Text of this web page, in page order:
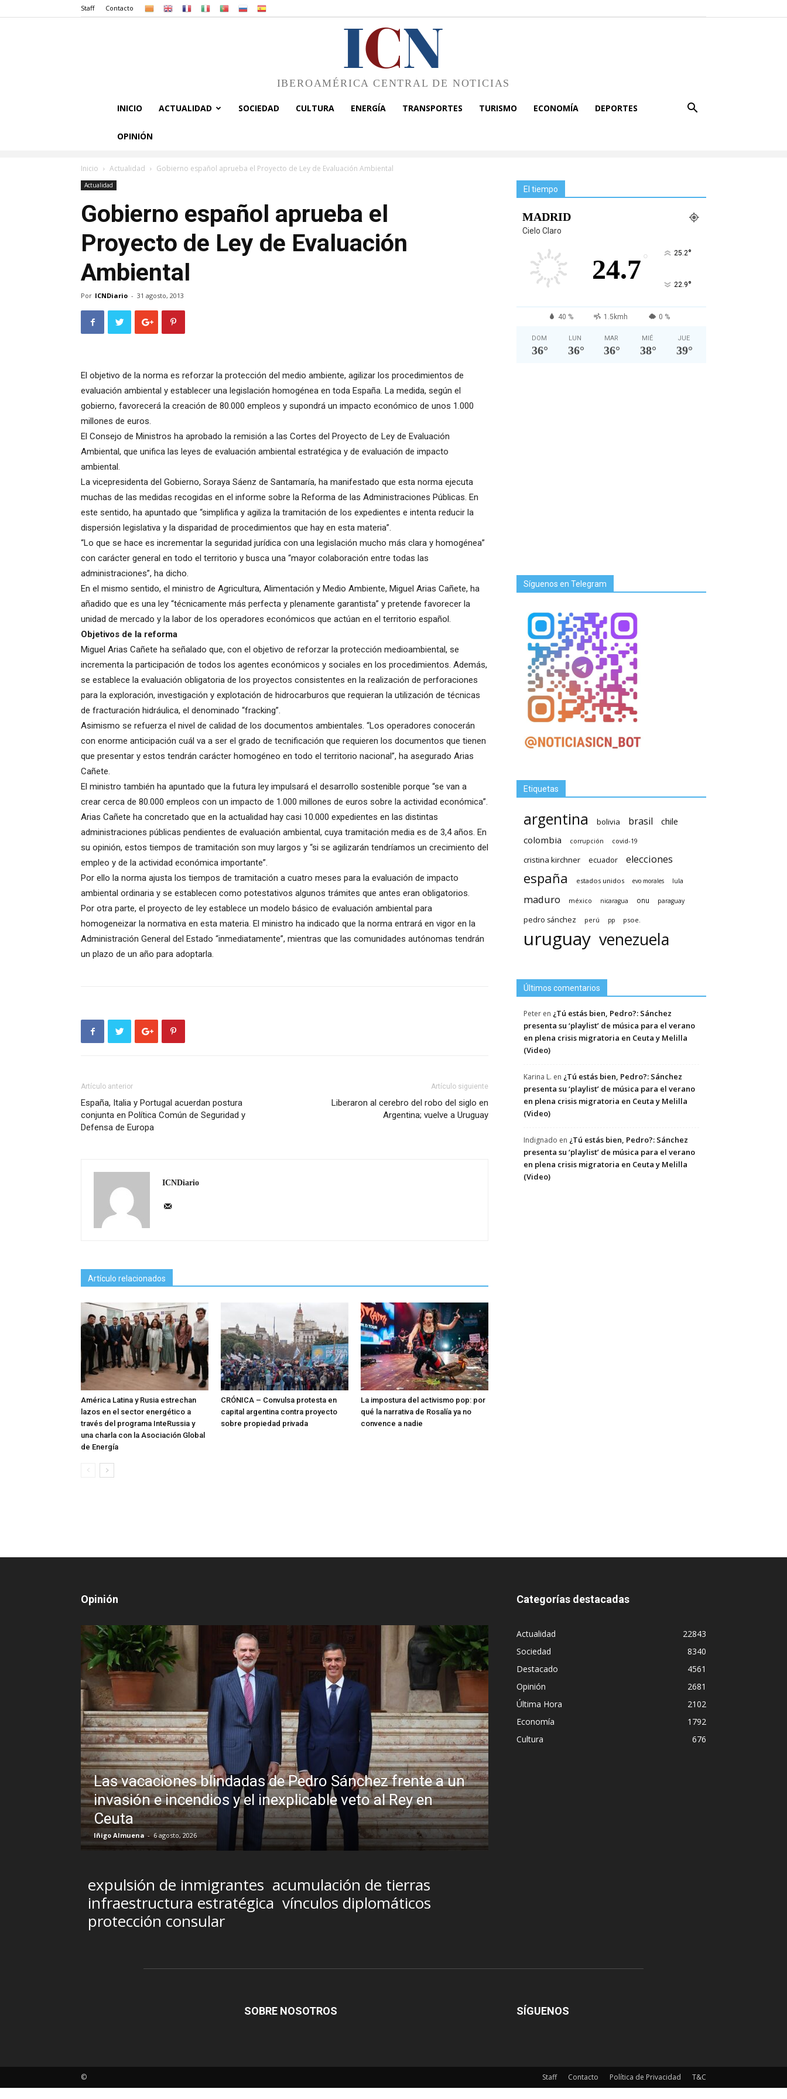
Staff Contacto
ICN
IBEROAMÉRICA CENTRAL DE NOTICIAS
INICIO ACTUALIDAD SOCIEDAD CULTURA ENERGÍA TRANSPORTES TURISMO ECONOMÍA DEPORTES
OPINIÓN
Inicio Actualidad Gobierno español aprueba el Proyecto de Ley de Evaluación Ambiental
Actualidad
Gobierno español aprueba el
Proyecto de Ley de Evaluación
Ambiental
Por ICNDiario - 31 agosto, 2013
El objetivo de la norma es reforzar la protección del medio ambiente, agilizar los procedimientos de
evaluación ambiental y establecer una legislación homogénea en toda España. La medida, según el
gobierno, favorecerá la creación de 80.000 empleos y supondrá un impacto económico de unos 1.000
millones de euros.
El Consejo de Ministros ha aprobado la remisión a las Cortes del Proyecto de Ley de Evaluación
Ambiental, que unifica las leyes de evaluación ambiental estratégica y de evaluación de impacto
ambiental.
La vicepresidenta del Gobierno, Soraya Sáenz de Santamaría, ha manifestado que esta norma ejecuta
muchas de las medidas recogidas en el informe sobre la Reforma de las Administraciones Públicas. En
este sentido, ha apuntado que “simplifica y agiliza la tramitación de los expedientes e intenta reducir la
dispersión legislativa y la disparidad de procedimientos que hay en esta materia”.
“Lo que se hace es incrementar la seguridad jurídica con una legislación mucho más clara y homogénea”
con carácter general en todo el territorio y busca una “mayor colaboración entre todas las
administraciones”, ha dicho.
En el mismo sentido, el ministro de Agricultura, Alimentación y Medio Ambiente, Miguel Arias Cañete, ha
añadido que es una ley “técnicamente más perfecta y plenamente garantista” y pretende favorecer la
unidad de mercado y la labor de los operadores económicos que actúan en el territorio español.
Objetivos de la reforma
Miguel Arias Cañete ha señalado que, con el objetivo de reforzar la protección medioambiental, se
incrementa la participación de todos los agentes económicos y sociales en los procedimientos. Además,
se establece la evaluación obligatoria de los proyectos consistentes en la realización de perforaciones
para la exploración, investigación y explotación de hidrocarburos que requieran la utilización de técnicas
de fracturación hidráulica, el denominado “fracking”.
Asimismo se refuerza el nivel de calidad de los documentos ambientales. “Los operadores conocerán
con enorme anticipación cuál va a ser el grado de tecnificación que requieren los documentos que tienen
que presentar y estos tendrán carácter homogéneo en todo el territorio nacional”, ha asegurado Arias
Cañete.
El ministro también ha apuntado que la futura ley impulsará el desarrollo sostenible porque “se van a
crear cerca de 80.000 empleos con un impacto de 1.000 millones de euros sobre la actividad económica”.
Arias Cañete ha concretado que en la actualidad hay casi 10.000 expedientes en las distintas
administraciones públicas pendientes de evaluación ambiental, cuya tramitación media es de 3,4 años. En
su opinión, estos tiempos de tramitación son muy largos y “si se agilizarán tendríamos un crecimiento del
empleo y de la actividad económica importante”.
Por ello la norma ajusta los tiempos de tramitación a cuatro meses para la evaluación de impacto
ambiental ordinaria y se establecen como potestativos algunos trámites que antes eran obligatorios.
Por otra parte, el proyecto de ley establece un modelo básico de evaluación ambiental para
homogeneizar la normativa en esta materia. El ministro ha indicado que la norma entrará en vigor en la
Administración General del Estado “inmediatamente”, mientras que las comunidades autónomas tendrán
un plazo de un año para adoptarla.
Artículo anterior
España, Italia y Portugal acuerdan postura
conjunta en Política Común de Seguridad y
Defensa de Europa
Artículo siguiente
Liberaron al cerebro del robo del siglo en
Argentina; vuelve a Uruguay
ICNDiario
Artículo relacionados
América Latina y Rusia estrechan
lazos en el sector energético a
través del programa InteRussia y
una charla con la Asociación Global
de Energía
CRÓNICA – Convulsa protesta en
capital argentina contra proyecto
sobre propiedad privada
La impostura del activismo pop: por
qué la narrativa de Rosalía ya no
convence a nadie
El tiempo
MADRID
Cielo Claro
24.7 ° 25.2°
22.9°
40 % 1.5kmh 0 %
DOM
36°
LUN
36°
MAR
36°
MIÉ
38°
JUE
39°
Síguenos en Telegram
Etiquetas
argentina bolivia brasil
chile
colombia
corrupción covid-19
cristina kirchner ecuador elecciones
españa estados unidos evo morales lula
maduro méxico nicaragua onu paraguay
pedro sánchez perú pp psoe.
uruguay venezuela
Últimos comentarios
Peter en ¿Tú estás bien, Pedro?: Sánchez
presenta su ‘playlist’ de música para el verano
en plena crisis migratoria en Ceuta y Melilla
(Video)
Karina L. en ¿Tú estás bien, Pedro?: Sánchez
presenta su ‘playlist’ de música para el verano
en plena crisis migratoria en Ceuta y Melilla
(Video)
Indignado en ¿Tú estás bien, Pedro?: Sánchez
presenta su ‘playlist’ de música para el verano
en plena crisis migratoria en Ceuta y Melilla
(Video)
Opinión
frente a un
al Rey en
Sin disimulo: la peligrosa promiscuidad institucional en
Brasil y la sombra del Foro de São Paulo
R.C. Gómez - 5 agosto, 2026
expulsión de inmigrantes acumulación de tierras
infraestructura estratégica vínculos diplomáticos
protección consular
Categorías destacadas
Actualidad
22843
Sociedad
8340
Destacado
4561
Opinión
2681
Última Hora
2102
Economía
1792
Cultura
676
SOBRE NOSOTROS SÍGUENOS
Staff Contacto Política de Privacidad T&C
©